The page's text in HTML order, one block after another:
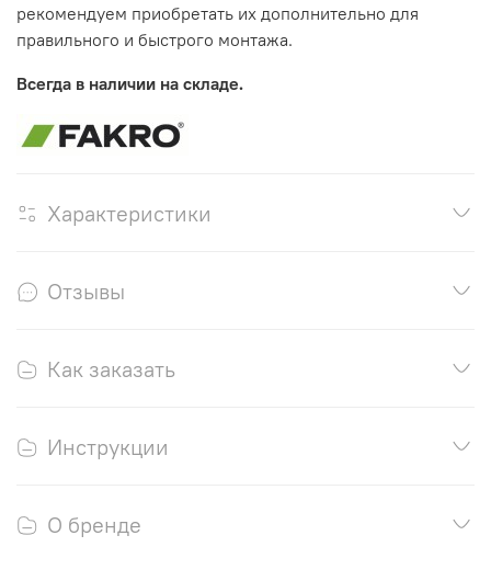
рекомендуем приобретать их дополнительно для
правильного и быстрого монтажа.
Всегда в наличии на складе.
Характеристики
Отзывы
Как заказать
Инструкции
О бренде